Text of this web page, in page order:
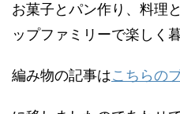
お菓子とパン作り、料理
ップファミリーで楽しく
編み物の記事はこちらの